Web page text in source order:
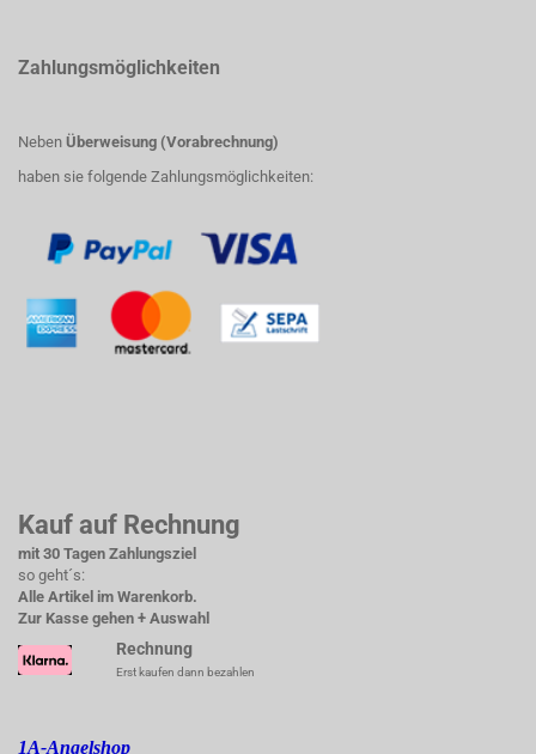
Zahlungsmöglichkeiten
Neben Überweisung (Vorabrechnung)
haben sie folgende Zahlungsmöglichkeiten:
Kauf auf Rechnung
mit 30 Tagen Zahlungsziel
so geht´s:
Alle Artikel im Warenkorb.
Zur Kasse gehen + Auswahl
Rechnung
Erst kaufen dann bezahlen
1A-Angelshop